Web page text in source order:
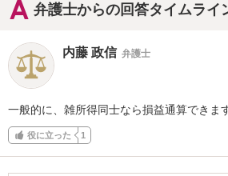
弁護士からの回答タイムライ
内藤 政信 弁護士
一般的に、雑所得同士なら損益通算できま
役に立った 1